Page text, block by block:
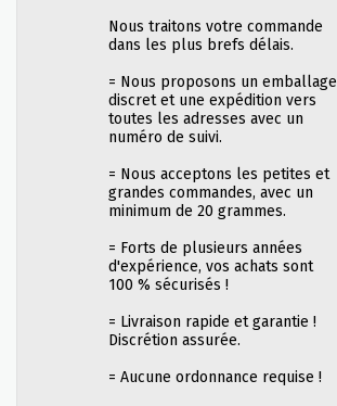
Nous traitons votre commande
dans les plus brefs délais.
= Nous proposons un emballage
discret et une expédition vers
toutes les adresses avec un
numéro de suivi.
= Nous acceptons les petites et
grandes commandes, avec un
minimum de 20 grammes.
= Forts de plusieurs années
d'expérience, vos achats sont
100 % sécurisés !
= Livraison rapide et garantie !
Discrétion assurée.
= Aucune ordonnance requise !